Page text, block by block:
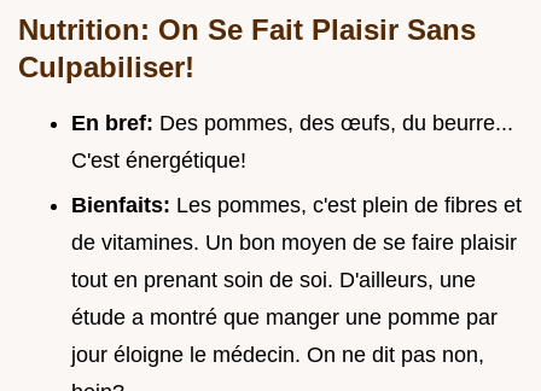
Nutrition: On Se Fait Plaisir Sans
Culpabiliser!
En bref: Des pommes, des œufs, du beurre...
C'est énergétique!
Bienfaits: Les pommes, c'est plein de fibres et
de vitamines. Un bon moyen de se faire plaisir
tout en prenant soin de soi. D'ailleurs, une
étude a montré que manger une pomme par
jour éloigne le médecin. On ne dit pas non,